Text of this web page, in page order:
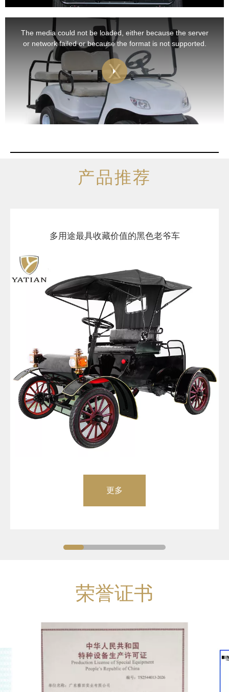
The media could not be loaded, either because the server
or network failed or because the format is not supported.
产品推荐
多用途最具收藏价值的黑色老爷车
更多
荣誉证书